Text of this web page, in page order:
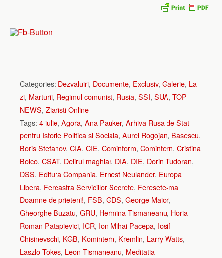
Categories: Dezvaluiri, Documente, Exclusiv, Galerie, La
zi, Marturii, Regimul comunist, Rusia, SSI, SUA, TOP
NEWS, Ziaristi Online
Tags: 4 iulie, Agora, Ana Pauker, Arhiva Rusa de Stat
pentru Istorie Politica si Sociala, Aurel Rogojan, Basescu,
Boris Stefanov, CIA, CIE, Cominform, Comintern, Cristina
Boico, CSAT, Delirul maghiar, DIA, DIE, Dorin Tudoran,
DSS, Editura Compania, Ernest Neulander, Europa
Libera, Fereastra Serviciilor Secrete, Feresete-ma
Doamne de prieteni!, FSB, GDS, George Maior,
Gheorghe Buzatu, GRU, Hermina Tismaneanu, Horia
Roman Patapievici, ICR, Ion Mihai Pacepa, Iosif
Chisinevschi, KGB, Komintern, Kremlin, Larry Watts,
Laszlo Tokes, Leon Tismaneanu, Meditatia